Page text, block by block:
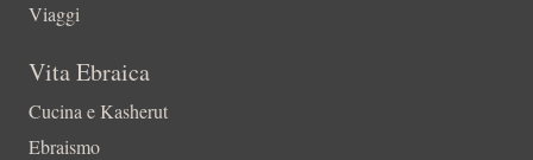
Viaggi
Vita Ebraica
Cucina e Kasherut
Ebraismo